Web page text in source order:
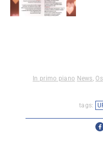
In primo piano News,
tags: